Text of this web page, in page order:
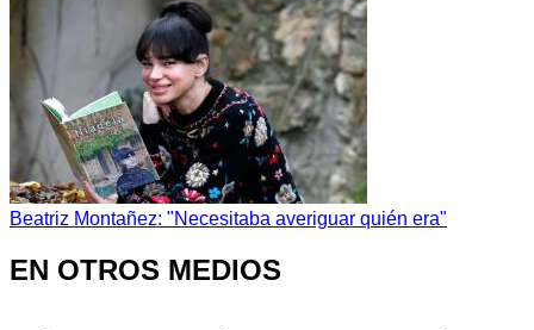
Beatriz Montañez: "Necesitaba averiguar quién era"
EN OTROS MEDIOS